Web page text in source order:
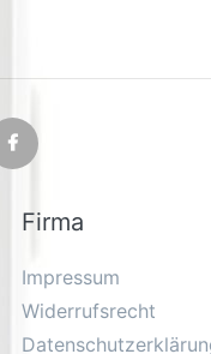
Firma
Impressum
Widerrufsrecht